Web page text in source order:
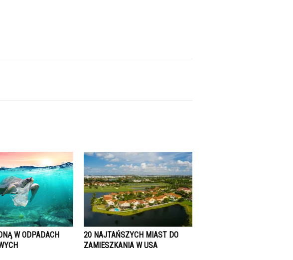
W ODPADACH
20 NAJTAŃSZYCH MIAST DO
ZAMIESZKANIA W USA